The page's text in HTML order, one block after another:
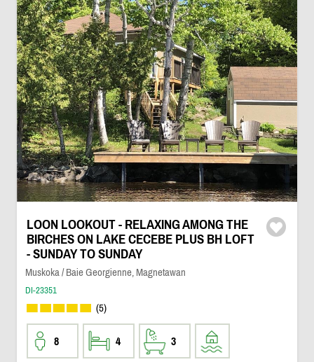
LOON LOOKOUT - RELAXING AMONG THE
BIRCHES ON LAKE CECEBE PLUS BH LOFT
- SUNDAY TO SUNDAY
Muskoka / Baie Georgienne, Magnetawan
DI-23351
(5)
8 4 3